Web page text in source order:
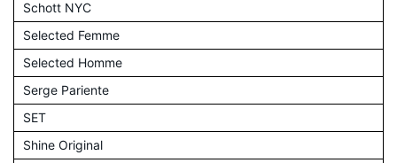
Schott NYC
Selected Femme
Selected Homme
Serge Pariente
SET
Shine Original